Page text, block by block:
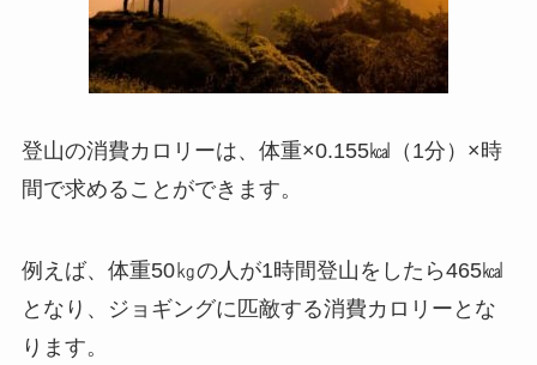
登山の消費カロリーは、体重×0.155㎉（1分）×時
間で求めることができます。
例えば、体重50㎏の人が1時間登山をしたら465㎉
となり、ジョギングに匹敵する消費カロリーとな
ります。